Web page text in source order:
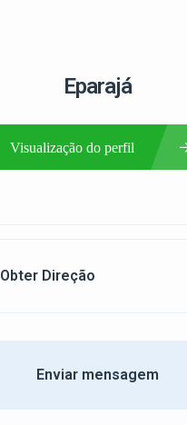
Eparajá
Visualização do perfil
Obter Direção
Enviar mensagem